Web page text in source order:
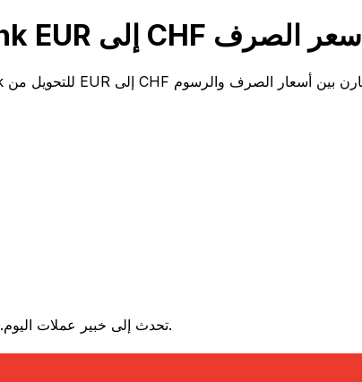
قارن Addiko Bank EUR إلى CHF سعر الصرف
تحدث إلى خبير عملات اليوم.يمكننا التفوق على أسعار المنافسين.